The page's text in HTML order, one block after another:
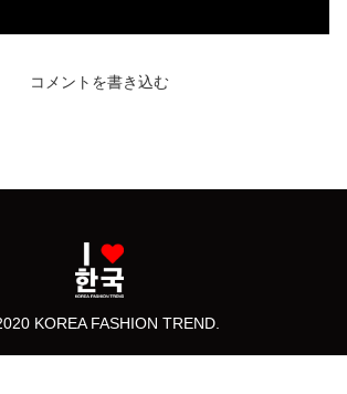
コメントを書き込む
KOREA FASHION TREND.